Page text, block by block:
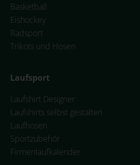
Basketball
Eishockey
Radsport
Trikots und Hosen
Laufsport
Laufshirt Designer
Laufshirts selbst gestalten
Laufhosen
Sportzubehör
Firmenlaufkalender